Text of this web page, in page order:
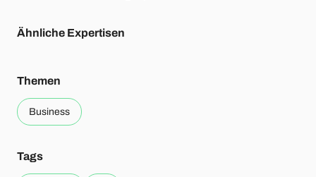
Ähnliche Expertisen
Themen
Business
Tags